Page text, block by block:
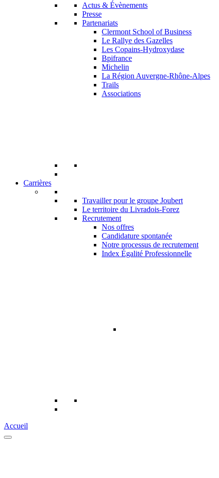
Actus & Évènements
Presse
Partenariats
Clermont School of Business
Le Rallye des Gazelles
Les Copains-Hydroxydase
Bpifrance
Michelin
La Région Auvergne-Rhône-Alpes
Trails
Associations
Carrières
Travailler pour le groupe Joubert
Le territoire du Livradois-Forez
Recrutement
Nos offres
Candidature spontanée
Notre processus de recrutement
Index Égalité Professionnelle
Accueil